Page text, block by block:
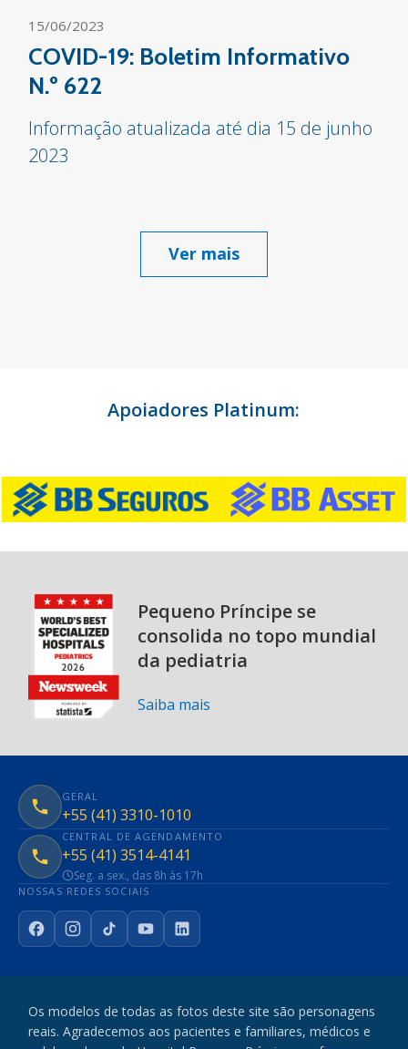
15/06/2023
COVID-19: Boletim Informativo
N.º 622
Informação atualizada até dia 15 de junho
2023
Ver mais
Apoiadores Platinum:
Pequeno Príncipe se
consolida no topo mundial
da pediatria
Saiba mais
GERAL
+55 (41) 3310-1010
CENTRAL DE AGENDAMENTO
+55 (41) 3514-4141
Seg. a sex., das 8h às 17h
NOSSAS REDES SOCIAIS
FacebookInstagram
TikTokYouTubeLinkedIn
Os modelos de todas as fotos deste site são personagens
reais. Agradecemos aos pacientes e familiares, médicos e